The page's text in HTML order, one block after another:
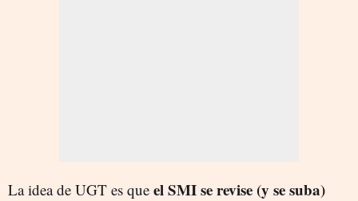
La idea de UGT es que el SMI se revise (y se suba)